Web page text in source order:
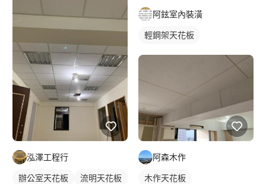
泓澤工程行
辦公室天花板
流明天花板
阿鉉室內裝潢
輕鋼架天花板
阿森木作
木作天花板